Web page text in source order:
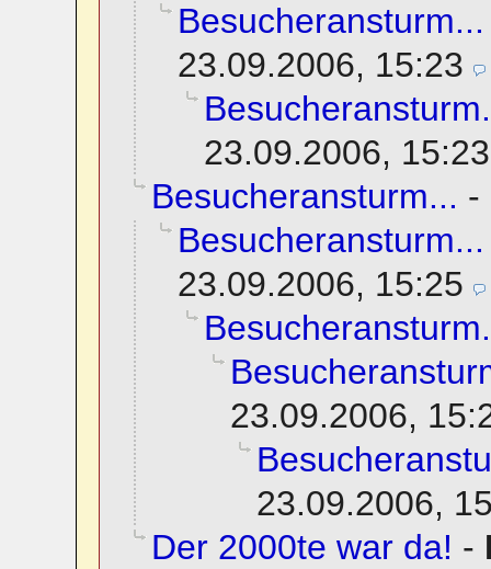
Besucheransturm...
23.09.2006, 15:23
23.09.2006, 15:23
Besucheransturm... -
Besucheransturm...
23.09.2006, 15:25
23.09.2006,
23.09.2006,
Der 2000te war da! -